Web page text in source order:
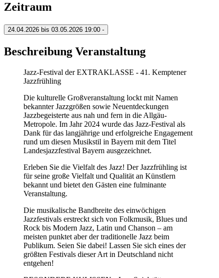
Zeitraum
24.04.2026 bis 03.05.2026 19:00 -
Beschreibung Veranstaltung
Jazz-Festival der EXTRAKLASSE - 41. Kemptener
Jazzfrühling
Die kulturelle Großveranstaltung lockt mit Namen
bekannter Jazzgrößen sowie Neuentdeckungen
Jazzbegeisterte aus nah und fern in die Allgäu-
Metropole. Im Jahr 2024 wurde das Jazz-Festival als
Dank für das langjährige und erfolgreiche Engagement
rund um diesen Musikstil in Bayern mit dem Titel
Landesjazzfestival Bayern ausgezeichnet.
Erleben Sie die Vielfalt des Jazz! Der Jazzfrühling ist
für seine große Vielfalt und Qualität an Künstlern
bekannt und bietet den Gästen eine fulminante
Veranstaltung.
Die musikalische Bandbreite des einwöchigen
Jazzfestivals erstreckt sich von Folkmusik, Blues und
Rock bis Modern Jazz, Latin und Chanson – am
meisten punktet aber der traditionelle Jazz beim
Publikum. Seien Sie dabei! Lassen Sie sich eines der
größten Festivals dieser Art in Deutschland nicht
entgehen!